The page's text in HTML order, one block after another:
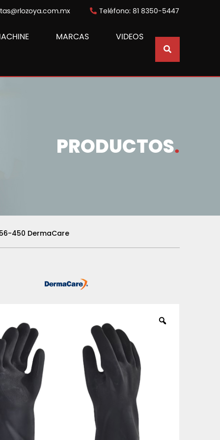
Teléfono: 81 8350-5447
MARCAS VIDEOS
PRODUCTOS.
450 DermaCare